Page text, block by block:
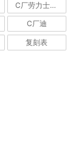
C厂劳力士GMT
C厂迪
复刻表